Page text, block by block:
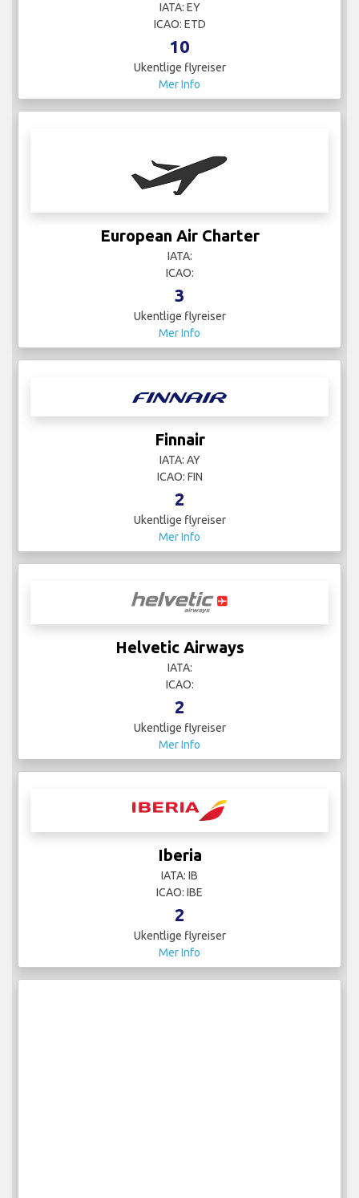
IATA: EY
ICAO: ETD
10
Ukentlige flyreiser
Mer Info
European Air Charter
IATA:
ICAO:
3
Ukentlige flyreiser
Mer Info
Finnair
IATA: AY
ICAO: FIN
2
Ukentlige flyreiser
Mer Info
Helvetic Airways
IATA:
ICAO:
2
Ukentlige flyreiser
Mer Info
Iberia
IATA: IB
ICAO: IBE
2
Ukentlige flyreiser
Mer Info